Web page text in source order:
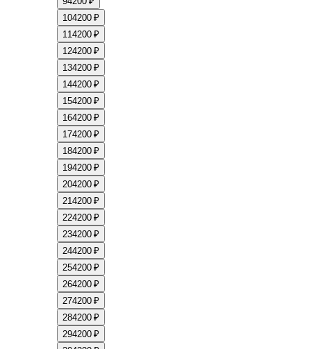
104200 ₽
114200 ₽
124200 ₽
134200 ₽
144200 ₽
154200 ₽
164200 ₽
174200 ₽
184200 ₽
194200 ₽
204200 ₽
214200 ₽
224200 ₽
234200 ₽
244200 ₽
254200 ₽
264200 ₽
274200 ₽
284200 ₽
294200 ₽